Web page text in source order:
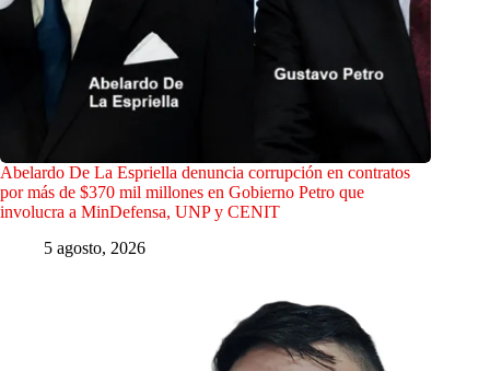
Abelardo De La Espriella denuncia corrupción en contratos
por más de $370 mil millones en Gobierno Petro que
involucra a MinDefensa, UNP y CENIT
5 agosto, 2026